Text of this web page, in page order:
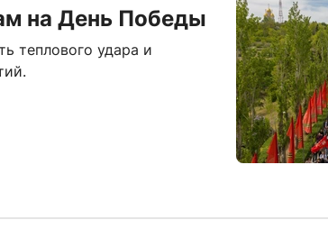
на День Победы
теплового удара и